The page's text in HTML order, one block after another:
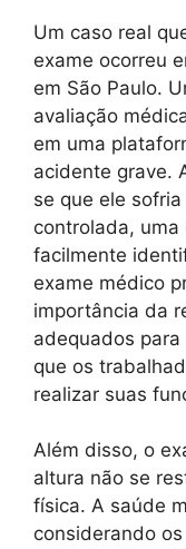
Um caso real
exame ocorreu
em São Paulo.
avaliação
em uma
acidente grave.
se que ele
controlada,
facilmente
exame médico
importância da
adequados
que os
realizar suas
Além disso, o
altura não se
física. A saúde
considerando